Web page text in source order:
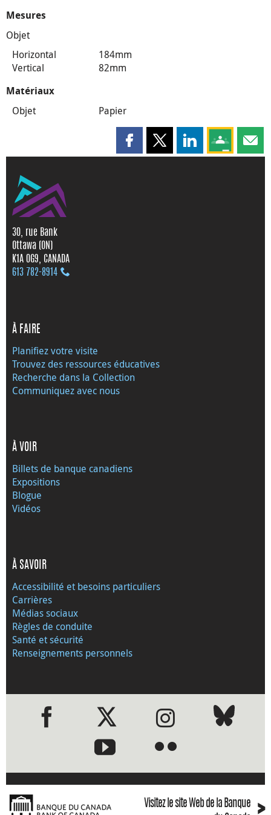
Mesures
Objet
Horizontal
184mm
Vertical
82mm
Matériaux
Objet Papier
Partager cette page sur
Partager cette page sur X
Partager cette
Partagez
30, rue Bank
Ottawa (ON)
K1A 0G9, CANADA
613 782‑8914
À FAIRE
Planifiez votre visite
Trouvez des ressources éducatives
Recherche dans la Collection
Communiquez avec nous
À VOIR
Billets de banque canadiens
Expositions
Blogue
Vidéos
À SAVOIR
Accessibilité et besoins particuliers
Carrières
Médias sociaux
Règles de conduite
Santé et sécurité
Renseignements personnels
●●
Visitez le site Web de la Banque